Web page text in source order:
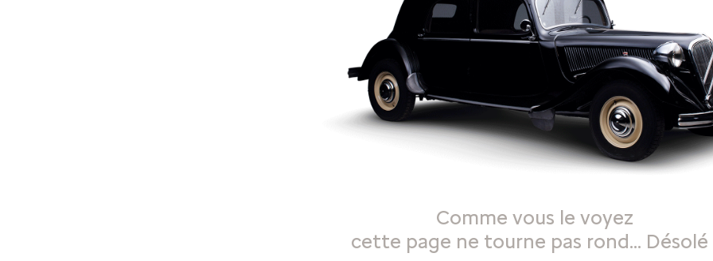
Comme vous le voyez
cette page ne tourne pas rond… Désolé